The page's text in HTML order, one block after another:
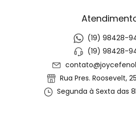
(19) 98428-
(19) 98428-
Rua Pres. Roosevelt,
Segunda à Sexta das